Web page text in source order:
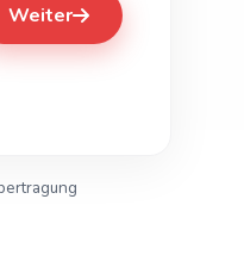
Weiter